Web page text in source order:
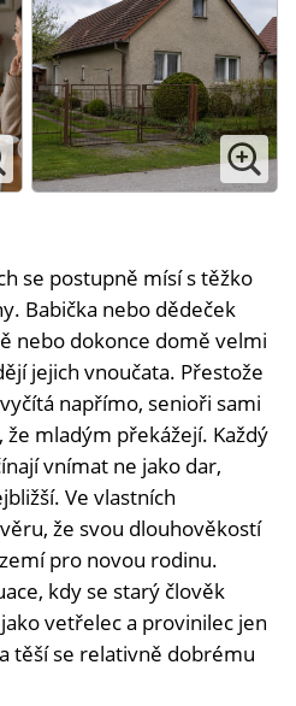
se postupně mísí s těžko
Babička nebo dědeček
nebo dokonce domě velmi
jejich vnoučata. Přestože
napřímo, senioři sami
mladým překážejí. Každý
vnímat ne jako dar,
Ve vlastních
že svou dlouhověkostí
pro novou rodinu.
kdy se starý člověk
vetřelec a provinilec jen
těší se relativně dobrému